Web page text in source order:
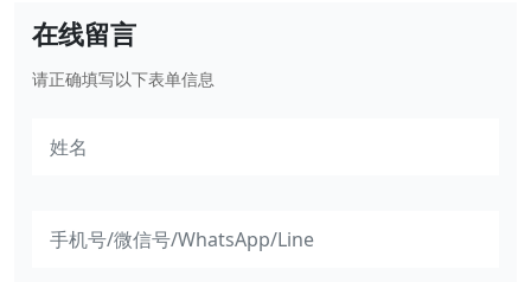
在线留言
请正确填写以下表单信息